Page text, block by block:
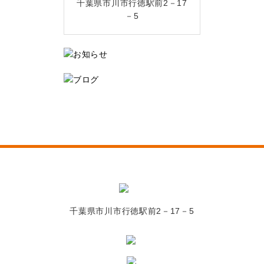
千葉県市川市行徳駅前2－17
－5
千葉県市川市行徳駅前2－17－5